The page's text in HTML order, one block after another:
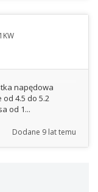
napędowa
4.5 do 5.2
od 1...
Dodane 9 lat temu